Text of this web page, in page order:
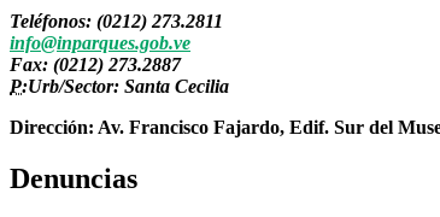
Teléfonos: (0212) 273.2811
info@inparques.gob.ve
Fax: (0212) 273.2887
P:Urb/Sector: Santa Cecilia
Dirección: Av. Francisco Fajardo, Edif. Sur del
Denuncias